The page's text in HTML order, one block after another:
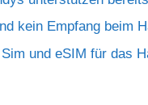
kein Empfang beim
und eSIM für das